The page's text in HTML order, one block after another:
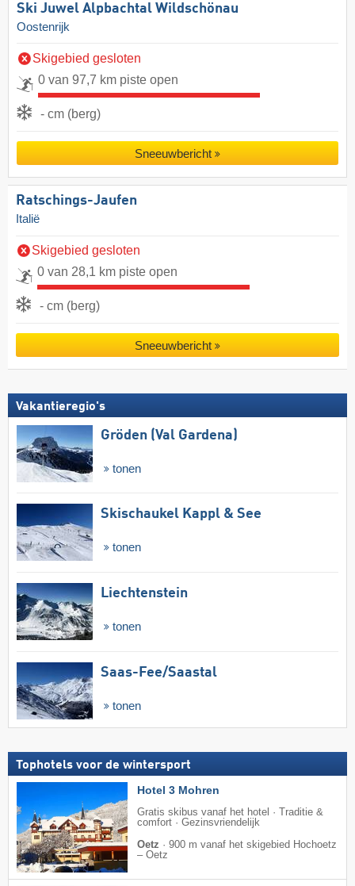
Ski Juwel Alpbachtal Wildschönau
Oostenrijk
Skigebied gesloten
0 van 97,7 km piste open
- cm (berg)
Sneeuwbericht
Ratschings-Jaufen
Italië
Skigebied gesloten
0 van 28,1 km piste open
- cm (berg)
Sneeuwbericht
Vakantieregio's
Gröden (Val Gardena)
tonen
Skischaukel Kappl & See
tonen
Liechtenstein
tonen
Saas-Fee/​Saastal
tonen
Tophotels voor de wintersport
Hotel 3 Mohren
Gratis skibus vanaf het hotel · Traditie &
comfort · Gezinsvriendelijk
Oetz · 900 m vanaf het skigebied Hochoetz
– Oetz